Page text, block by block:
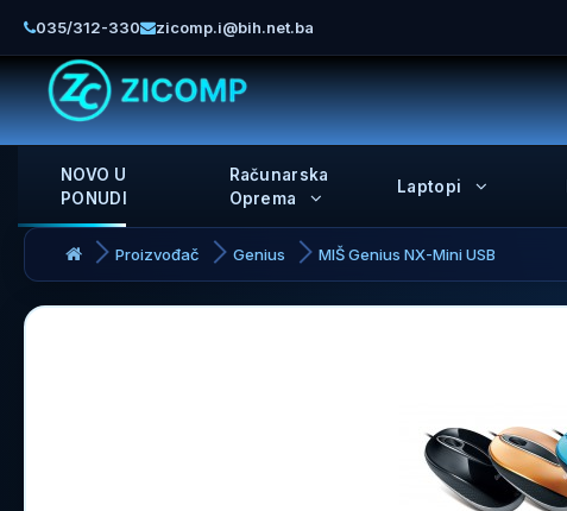
035/312-330 zicomp.i@bih.net.ba
NOVO U
PONUDI
Računarska
Oprema
Laptopi
Proizvođač Genius MIŠ Genius NX-Mini USB